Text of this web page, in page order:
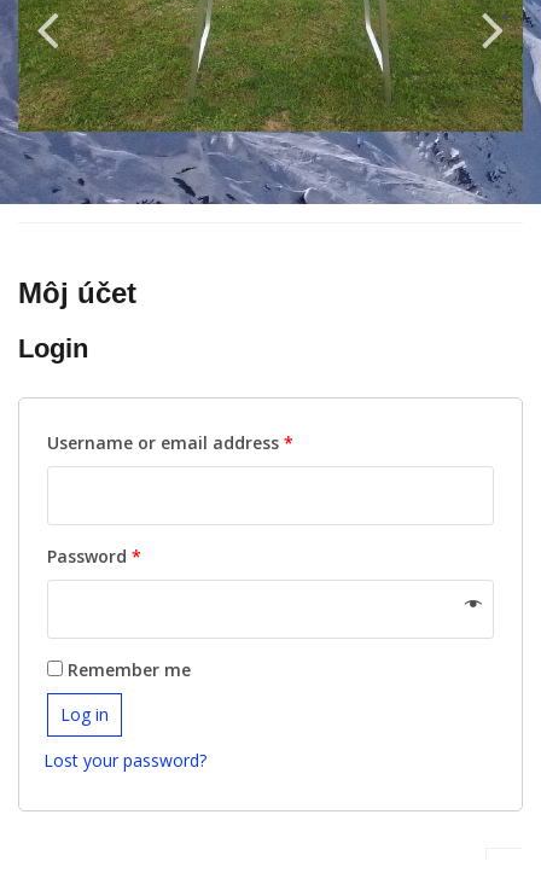
Môj účet
Login
Username or email address *
Password *
Remember me
Log in
Lost your password?